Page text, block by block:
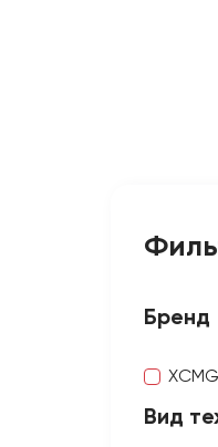
Бренд
XCMG
Вид